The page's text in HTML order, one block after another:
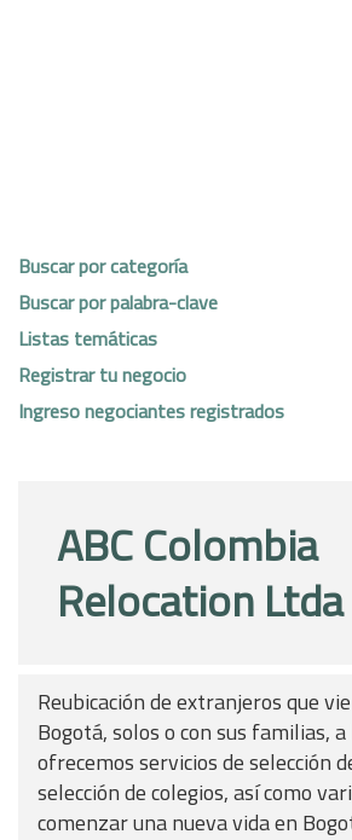
Buscar por categoría
Buscar por palabra-clave
Listas temáticas
Registrar tu negocio
Ingreso negociantes registrados
ABC Colombia
Relocation Ltda
Reubicación de extranjeros que
Bogotá, solos o con sus familias, a
ofrecemos servicios de selección
selección de colegios, así como
comenzar una nueva vida en